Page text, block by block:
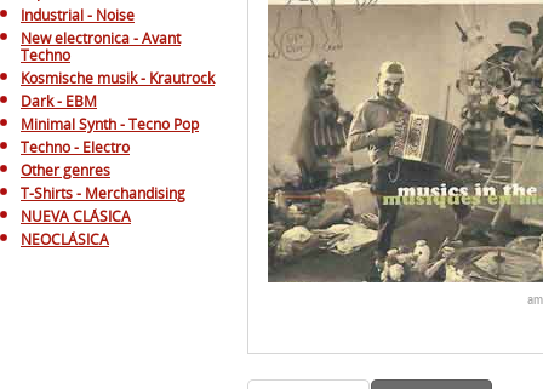
Industrial - Noise
New electronica - Avant
Techno
Kosmische musik - Krautrock
Dark - EBM
Minimal Synth - Tecno Pop
Techno - Electro
Other genres
T-Shirts - Merchandising
NUEVA CLÁSICA
NEOCLÁSICA